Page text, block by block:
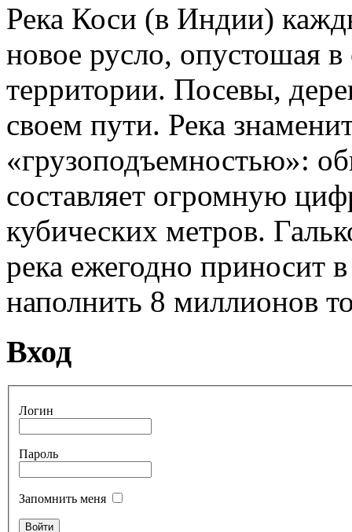
Река Коси (в Индии)
новое русло, опустошая
территории. Посевы,
своем пути. Река
«грузоподъемностью»:
составляет огромную
кубических метров.
река ежегодно приносит
наполнить 8 миллионов
Вход
Логин
Пароль
Запомнить меня